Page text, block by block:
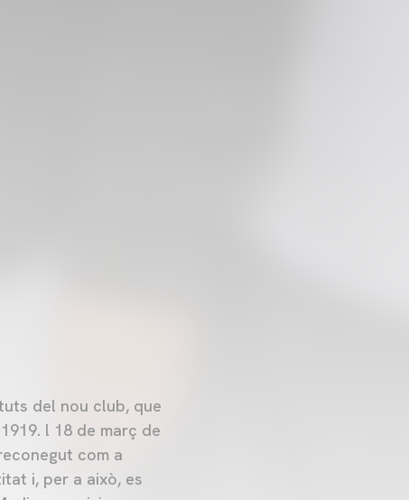
del nou club, que
l 18 de març de
com a
i, per a això, es